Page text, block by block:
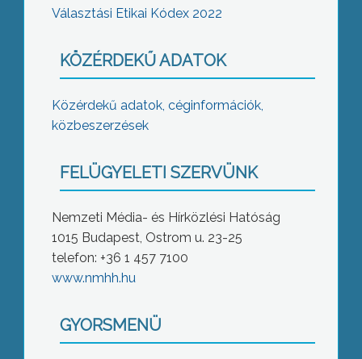
Választási Etikai Kódex 2022
KÖZÉRDEKŰ ADATOK
Közérdekű adatok, céginformációk,
közbeszerzések
FELÜGYELETI SZERVÜNK
Nemzeti Média- és Hírközlési Hatóság
1015 Budapest, Ostrom u. 23-25
telefon: +36 1 457 7100
www.nmhh.hu
GYORSMENÜ